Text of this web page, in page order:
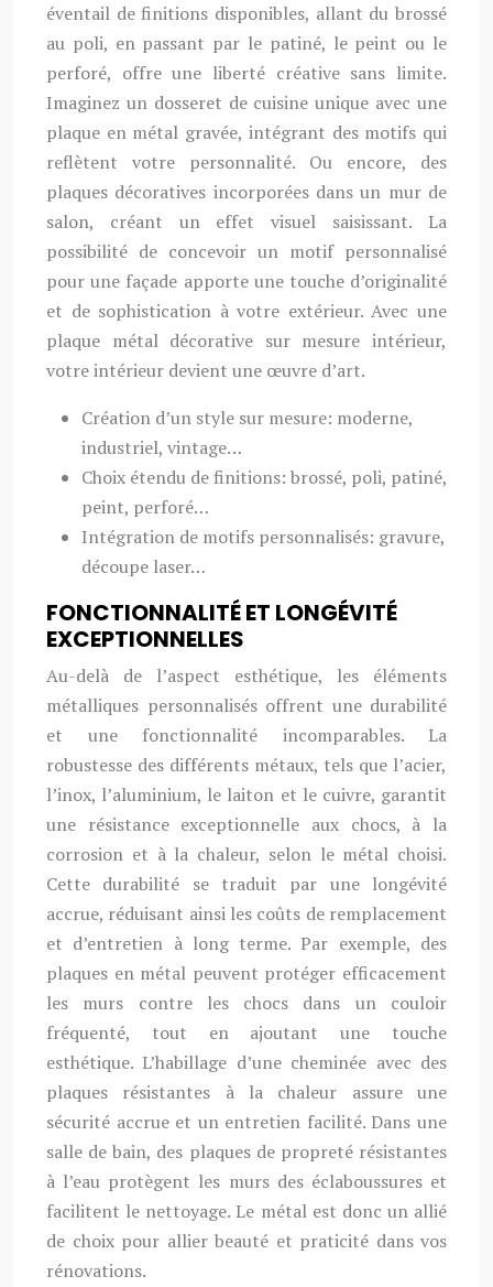
éventail de finitions disponibles, allant du brossé
au poli, en passant par le patiné, le peint ou le
perforé, offre une liberté créative sans limite.
Imaginez un dosseret de cuisine unique avec une
plaque en métal gravée, intégrant des motifs qui
reflètent votre personnalité. Ou encore, des
plaques décoratives incorporées dans un mur de
salon, créant un effet visuel saisissant. La
possibilité de concevoir un motif personnalisé
pour une façade apporte une touche d’originalité
et de sophistication à votre extérieur. Avec une
plaque métal décorative sur mesure intérieur,
votre intérieur devient une œuvre d’art.
Création d’un style sur mesure: moderne,
industriel, vintage…
Choix étendu de finitions: brossé, poli, patiné,
peint, perforé…
Intégration de motifs personnalisés: gravure,
découpe laser…
FONCTIONNALITÉ ET LONGÉVITÉ
EXCEPTIONNELLES
Au-delà de l’aspect esthétique, les éléments
métalliques personnalisés offrent une durabilité
et une fonctionnalité incomparables. La
robustesse des différents métaux, tels que l’acier,
l’inox, l’aluminium, le laiton et le cuivre, garantit
une résistance exceptionnelle aux chocs, à la
corrosion et à la chaleur, selon le métal choisi.
Cette durabilité se traduit par une longévité
accrue, réduisant ainsi les coûts de remplacement
et d’entretien à long terme. Par exemple, des
plaques en métal peuvent protéger efficacement
les murs contre les chocs dans un couloir
fréquenté, tout en ajoutant une touche
esthétique. L’habillage d’une cheminée avec des
plaques résistantes à la chaleur assure une
sécurité accrue et un entretien facilité. Dans une
salle de bain, des plaques de propreté résistantes
à l’eau protègent les murs des éclaboussures et
facilitent le nettoyage. Le métal est donc un allié
de choix pour allier beauté et praticité dans vos
rénovations.